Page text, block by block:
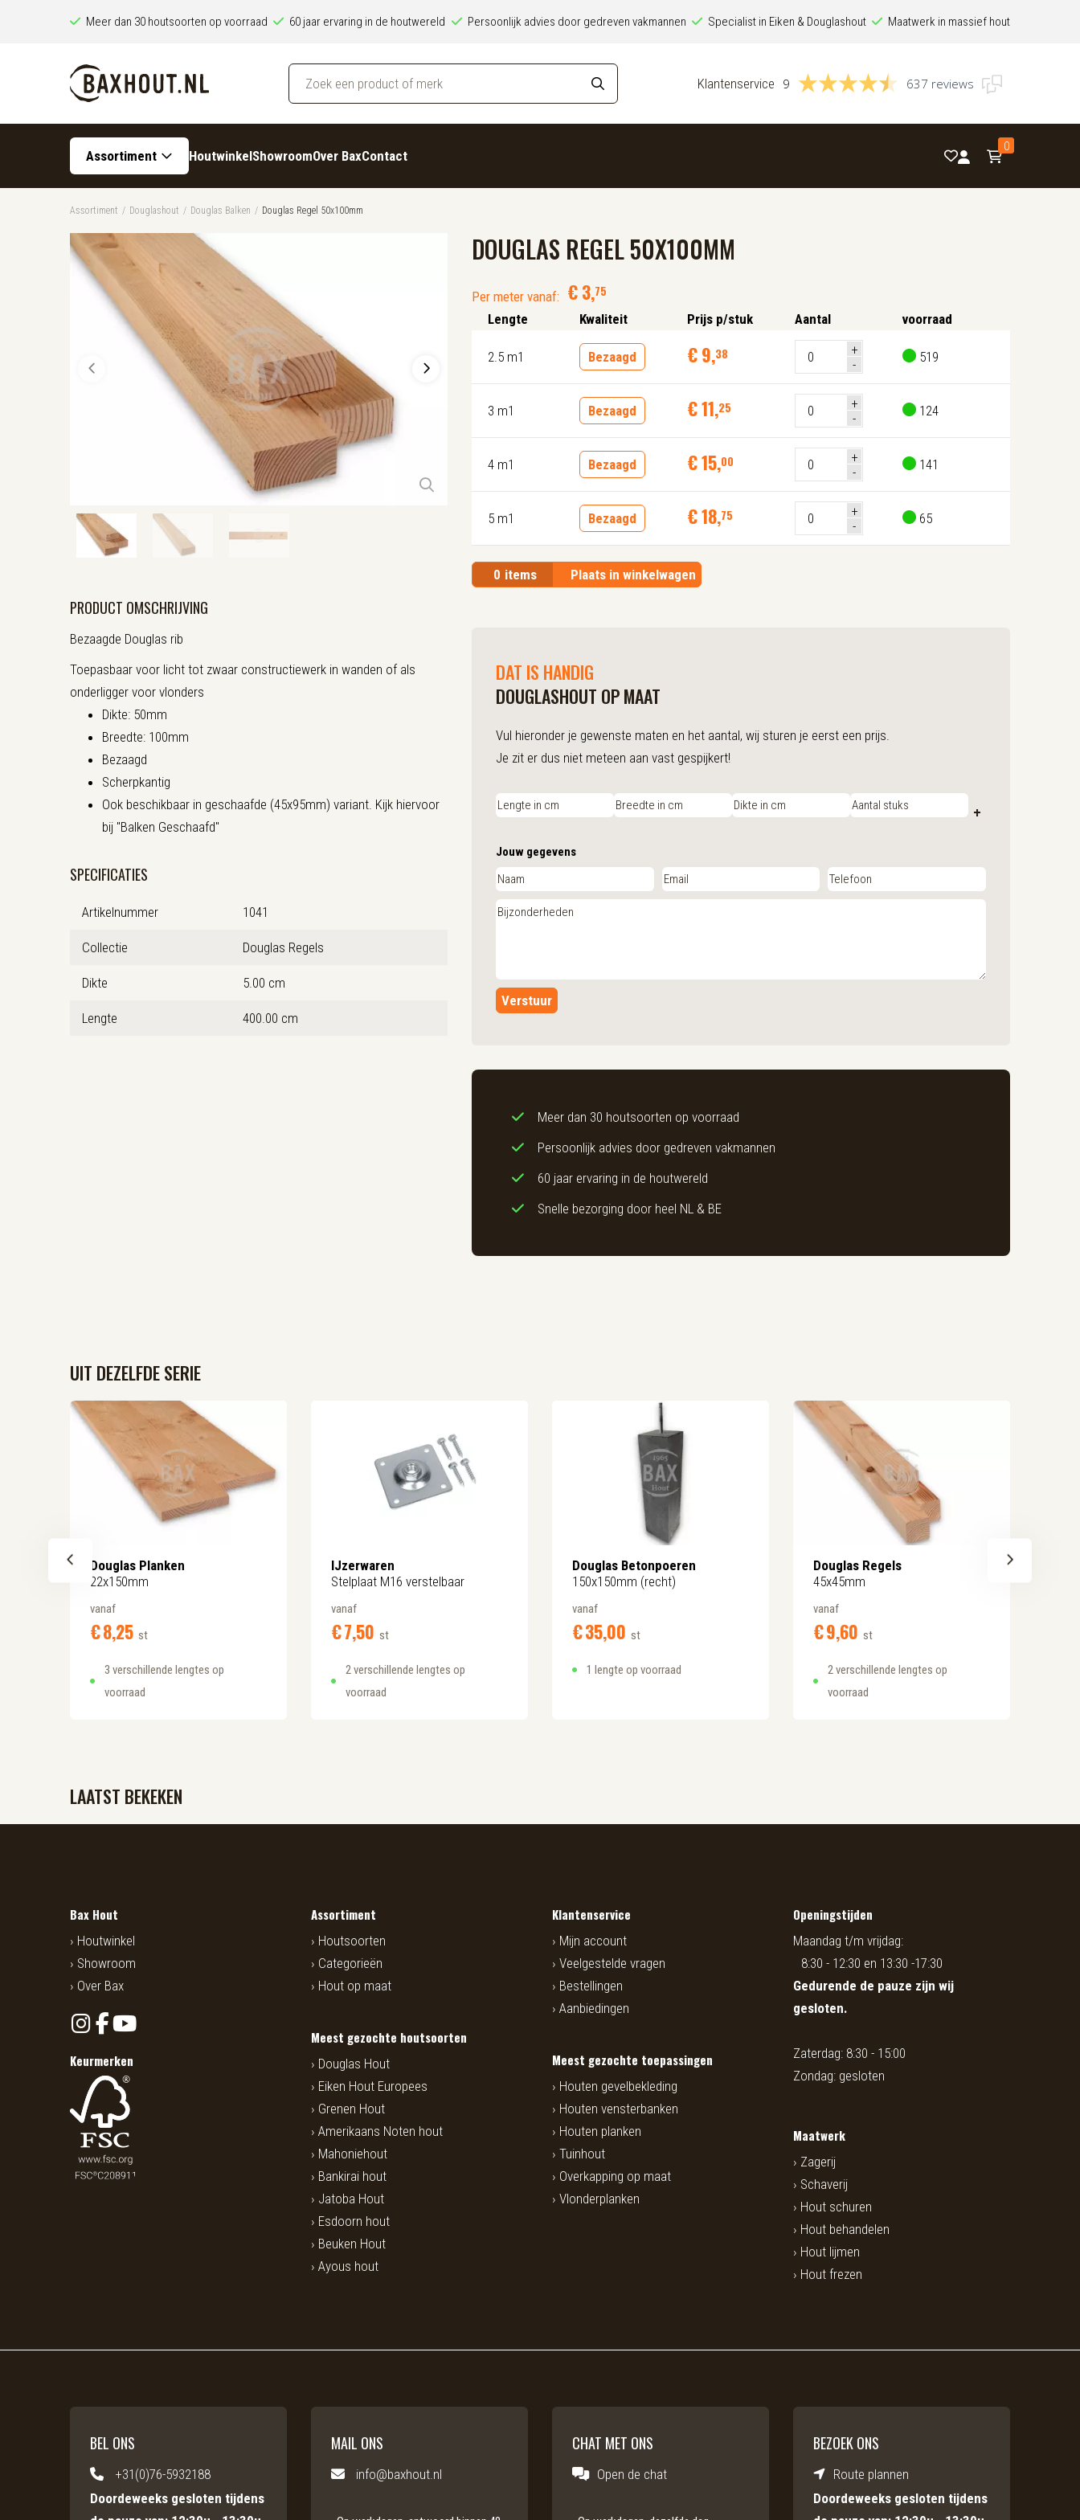
Meer dan 30 houtsoorten op voorraad 60 jaar ervaring in de houtwereld Persoonlijk advies door gedreven vakmannen Specialist in Eiken & Douglashout Maatwerk in massief hout
Klantenservice 9 637 reviews
Assortiment HoutwinkelShowroomOver BaxContact
0
Assortiment / Douglashout / Douglas Balken / Douglas Regel 50x100mm
DOUGLAS REGEL 50X100MM
Per meter vanaf: €3,75
Lengte Kwaliteit Prijs p/stuk Aantal voorraad
2.5 m1 Bezaagd €9,38 519
3 m1 Bezaagd €11,25 124
4 m1 Bezaagd €15,00 141
5 m1 Bezaagd €18,75 65
0 items Plaats in winkelwagen
PRODUCT OMSCHRIJVING
Bezaagde Douglas rib
Toepasbaar voor licht tot zwaar constructiewerk in wanden of als
onderligger voor vlonders
Dikte: 50mm
Breedte: 100mm
Bezaagd
Scherpkantig
Ook beschikbaar in geschaafde (45x95mm) variant. Kijk hiervoor
bij "Balken Geschaafd"
SPECIFICATIES
Artikelnummer 1041
Collectie Douglas Regels
Dikte 5.00 cm
Lengte 400.00 cm
DAT IS HANDIG
DOUGLASHOUT OP MAAT
Vul hieronder je gewenste maten en het aantal, wij sturen je eerst een prijs.
Je zit er dus niet meteen aan vast gespijkert!
+
Jouw gegevens
Verstuur
Meer dan 30 houtsoorten op voorraad
Persoonlijk advies door gedreven vakmannen
60 jaar ervaring in de houtwereld
Snelle bezorging door heel NL & BE
UIT DEZELFDE SERIE
Douglas Planken
22x150mm
vanaf
€8,25 st
3 verschillende lengtes op
voorraad
IJzerwaren
Stelplaat M16 verstelbaar
vanaf
€7,50 st
2 verschillende lengtes op
voorraad
Douglas Betonpoeren
150x150mm (recht)
vanaf
€35,00 st
1 lengte op voorraad
Douglas Regels
45x45mm
vanaf
€9,60 st
2 verschillende lengtes op
voorraad
LAATST BEKEKEN
Bax Hout
Houtwinkel
Showroom
Over Bax
Keurmerken
Assortiment
Houtsoorten
Categorieën
Hout op maat
Meest gezochte houtsoorten
Douglas Hout
Eiken Hout Europees
Grenen Hout
Amerikaans Noten hout
Mahoniehout
Bankirai hout
Jatoba Hout
Esdoorn hout
Beuken Hout
Ayous hout
Klantenservice
Mijn account
Veelgestelde vragen
Bestellingen
Aanbiedingen
Meest gezochte toepassingen
Houten gevelbekleding
Houten vensterbanken
Houten planken
Tuinhout
Overkapping op maat
Vlonderplanken
Openingstijden
Maandag t/m vrijdag:
8:30 - 12:30 en 13:30 -17:30
Gedurende de pauze zijn wij
gesloten.
Zaterdag: 8:30 - 15:00
Zondag: gesloten
Maatwerk
Zagerij
Schaverij
Hout schuren
Hout behandelen
Hout lijmen
Hout frezen
BEL ONS
+31(0)76-5932188
Doordeweeks gesloten tijdens
MAIL ONS
info@baxhout.nl
CHAT MET ONS
Open de chat
BEZOEK ONS
Route plannen
Doordeweeks gesloten tijdens